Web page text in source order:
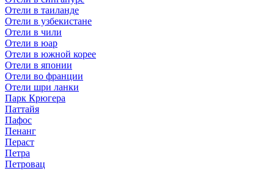
Отели в таиланде
Отели в узбекистане
Отели в чили
Отели в юар
Отели в южной корее
Отели в японии
Отели во франции
Отели шри ланки
Парк Крюгера
Паттайя
Пафос
Пенанг
Пераст
Петра
Петровац